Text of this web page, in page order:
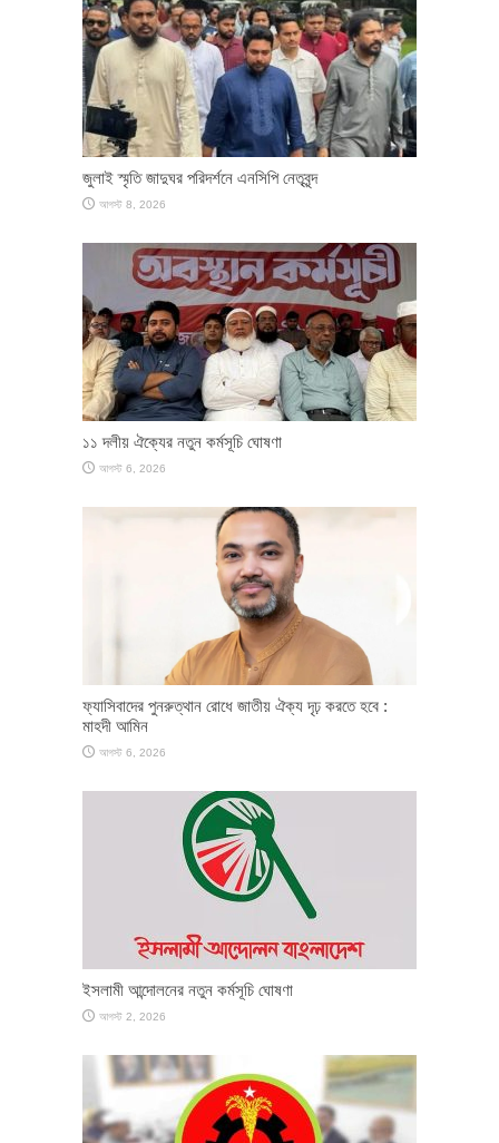
জুলাই স্মৃতি জাদুঘর পরিদর্শনে এনসিপি নেতৃবৃন্দ
আগস্ট 8, 2026
১১ দলীয় ঐক্যের নতুন কর্মসূচি ঘোষণা
আগস্ট 6, 2026
ফ্যাসিবাদের পুনরুত্থান রোধে জাতীয় ঐক্য দৃঢ় করতে হবে :
মাহদী আমিন
আগস্ট 6, 2026
ইসলামী আন্দোলনের নতুন কর্মসূচি ঘোষণা
আগস্ট 2, 2026